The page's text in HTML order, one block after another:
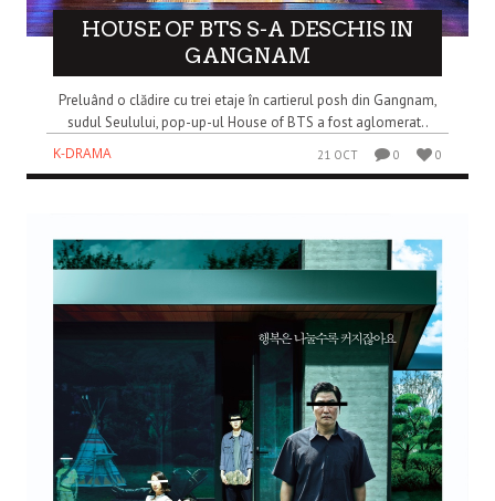
HOUSE OF BTS S-A DESCHIS IN
GANGNAM
Preluând o clădire cu trei etaje în cartierul posh din Gangnam,
sudul Seulului, pop-up-ul House of BTS a fost aglomerat..
K-DRAMA
21 OCT 0 0